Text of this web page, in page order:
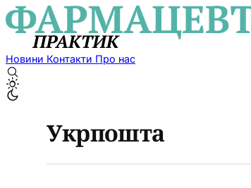
Новини Контакти Про нас
Укрпошта